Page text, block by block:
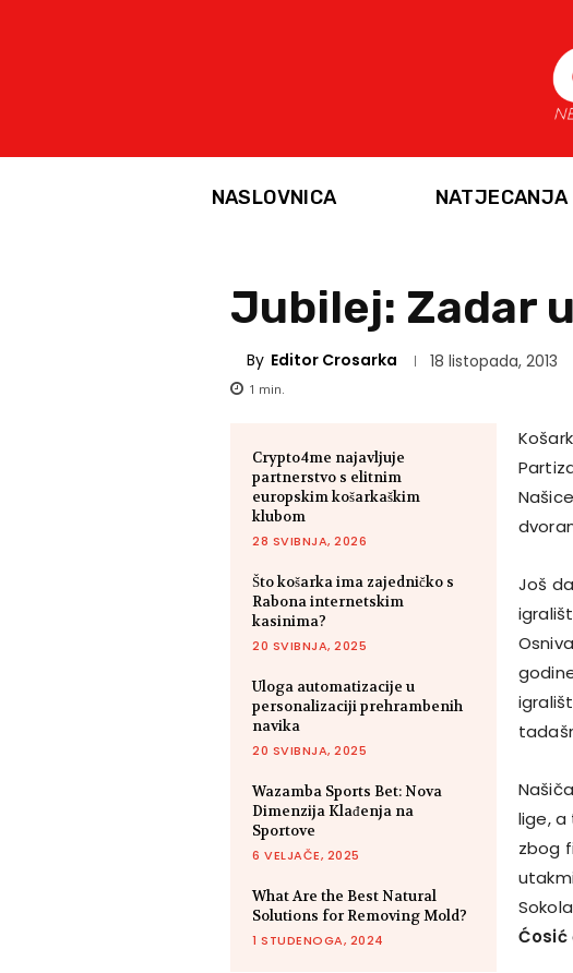
NASLOVNICA NATJECANJA
Jubilej: Zadar
By Editor Crosarka 18 listopada, 2013
1 min.
Crypto4me najavljuje
partnerstvo s elitnim
europskim košarkaškim
klubom
28 SVIBNJA, 2026
Što košarka ima zajedničko s
Rabona internetskim
kasinima?
20 SVIBNJA, 2025
Uloga automatizacije u
personalizaciji prehrambenih
navika
20 SVIBNJA, 2025
Wazamba Sports Bet: Nova
Dimenzija Klađenja na
Sportove
6 VELJAČE, 2025
What Are the Best Natural
Solutions for Removing Mold?
1 STUDENOGA, 2024
Još
lige, a
zbog
Ćosić